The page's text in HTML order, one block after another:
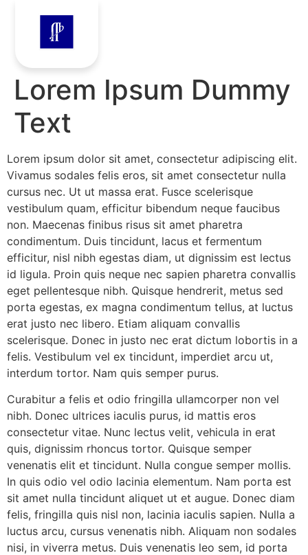
Lorem Ipsum Dummy
Text
Lorem ipsum dolor sit amet, consectetur adipiscing elit.
Vivamus sodales felis eros, sit amet consectetur nulla
cursus nec. Ut ut massa erat. Fusce scelerisque
vestibulum quam, efficitur bibendum neque faucibus
non. Maecenas finibus risus sit amet pharetra
condimentum. Duis tincidunt, lacus et fermentum
efficitur, nisl nibh egestas diam, ut dignissim est lectus
id ligula. Proin quis neque nec sapien pharetra convallis
eget pellentesque nibh. Quisque hendrerit, metus sed
porta egestas, ex magna condimentum tellus, at luctus
erat justo nec libero. Etiam aliquam convallis
scelerisque. Donec in justo nec erat dictum lobortis in a
felis. Vestibulum vel ex tincidunt, imperdiet arcu ut,
interdum tortor. Nam quis semper purus.
Curabitur a felis et odio fringilla ullamcorper non vel
nibh. Donec ultrices iaculis purus, id mattis eros
consectetur vitae. Nunc lectus velit, vehicula in erat
quis, dignissim rhoncus tortor. Quisque semper
venenatis elit et tincidunt. Nulla congue semper mollis.
In quis odio vel odio lacinia elementum. Nam porta est
sit amet nulla tincidunt aliquet ut et augue. Donec diam
felis, fringilla quis nisl non, lacinia iaculis sapien. Nulla a
luctus arcu, cursus venenatis nibh. Aliquam non sodales
nisi, in viverra metus. Duis venenatis leo sem, id porta